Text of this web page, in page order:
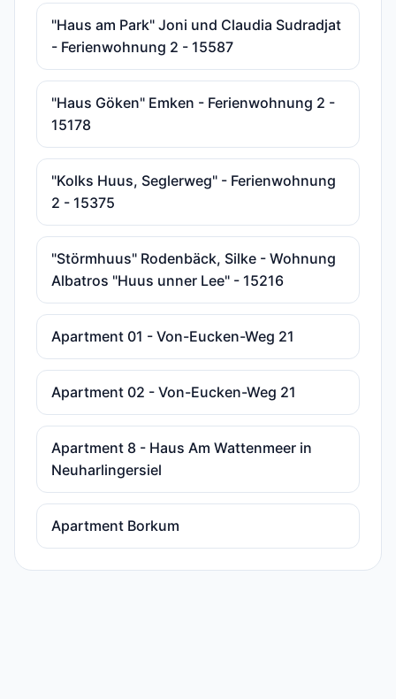
"Haus am Park" Joni und Claudia Sudradjat
- Ferienwohnung 2 - 15587
"Haus Göken" Emken - Ferienwohnung 2 -
15178
"Kolks Huus, Seglerweg" - Ferienwohnung
2 - 15375
"Störmhuus" Rodenbäck, Silke - Wohnung
Albatros "Huus unner Lee" - 15216
Apartment 01 - Von-Eucken-Weg 21
Apartment 02 - Von-Eucken-Weg 21
Apartment 8 - Haus Am Wattenmeer in
Neuharlingersiel
Apartment Borkum